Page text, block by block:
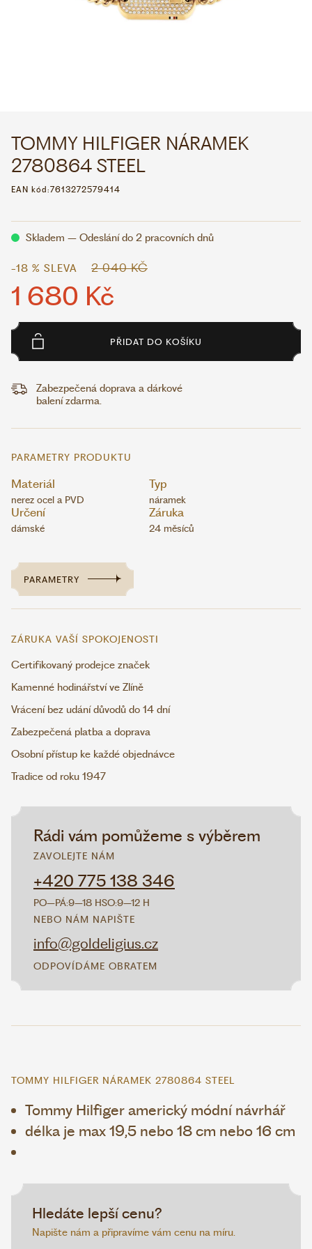
Rádi vám pomůžeme s výběrem
ZAVOLEJTE NÁM
+420 775 138 346
PO–PÁ:9–18 HSO:9–12 H
NEBO NÁM NAPIŠTE
info@goldeligius.cz
ODPOVÍDÁME OBRATEM
TOMMY HILFIGER NÁRAMEK
2780864 STEEL
EAN kód:7613272579414
Skladem – Odeslání do 2 pracovních dnů
-18 % SLEVA 2 040 KČ
1 680 Kč
PŘIDAT DO KOŠÍKU
Zabezpečená doprava a dárkové
balení zdarma.
PARAMETRY PRODUKTU
Materiál
nerez ocel a PVD
Typ
náramek
Určení
dámské
Záruka
24 měsíců
PARAMETRY
ZÁRUKA VAŠÍ SPOKOJENOSTI
Certifikovaný prodejce značek
Kamenné hodinářství ve Zlíně
Vrácení bez udání důvodů do 14 dní
Zabezpečená platba a doprava
Osobní přístup ke každé objednávce
Tradice od roku 1947
TOMMY HILFIGER NÁRAMEK 2780864 STEEL
Tommy Hilfiger americký módní návrhář
délka je max 19,5 nebo 18 cm nebo 16 cm
Hledáte lepší cenu?
Napište nám a připravíme vám cenu na míru.